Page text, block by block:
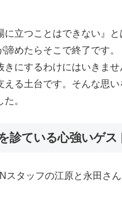
に立つことはできない』と
諦めたらそこで終了です。
きにするわけにはいきませ
える土台です。そんな思い
。
診ている心強いゲス
スタッフの江原と永田さん